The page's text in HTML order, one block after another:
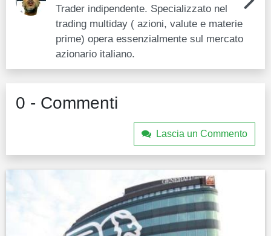
Trader indipendente. Specializzato nel
trading multiday ( azioni, valute e materie
prime) opera essenzialmente sul mercato
azionario italiano.
0 - Commenti
Lascia un Commento